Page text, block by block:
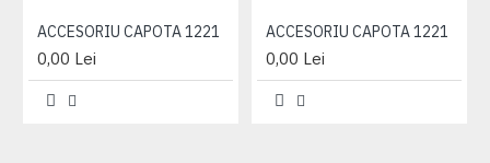
ACCESORIU CAPOTA 1221
0,00 Lei
ACCESORIU CAPOTA 1221
0,00 Lei